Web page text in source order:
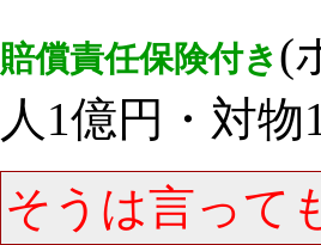
賠償責任保険付き(
人1億円・対物
そうは言って